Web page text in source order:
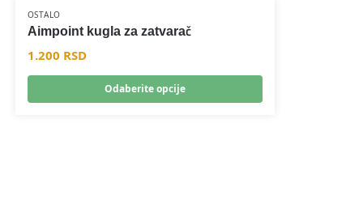
OSTALO
Aimpoint kugla za zatvarač
1.200 RSD
Odaberite opcije